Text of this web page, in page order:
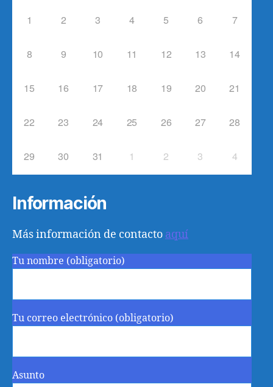
1 2 3 4 5 6 7
8 9 10 11 12 13 14
15 16 17 18 19 20 21
22 23 24 25 26 27 28
29 30 31 1 2 3 4
Información
Más información de contacto aquí
Tu nombre (obligatorio)
Tu correo electrónico (obligatorio)
Asunto